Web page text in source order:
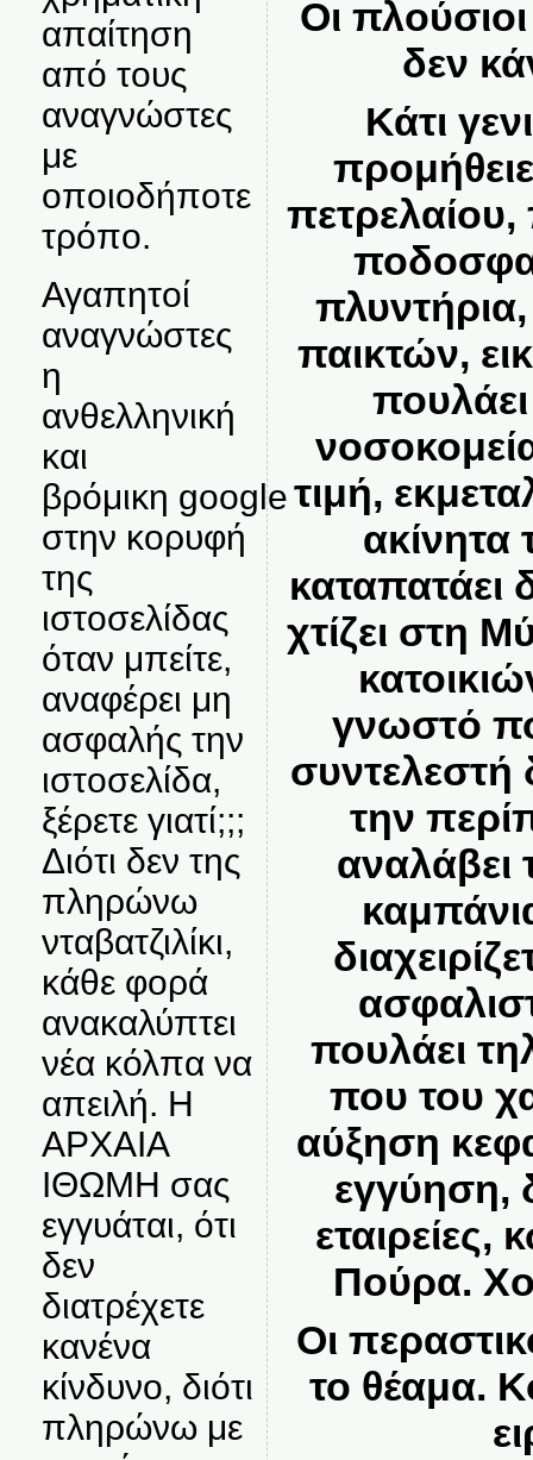
απαίτηση
από τους
αναγνώστες
με
οποιοδήποτε
τρόπο.
Αγαπητοί
αναγνώστες
η
ανθελληνική
και
βρόμικη google
στην κορυφή
της
ιστοσελίδας
όταν μπείτε,
αναφέρει μη
ασφαλής την
ιστοσελίδα,
ξέρετε γιατί;;;
Διότι δεν της
πληρώνω
νταβατζιλίκι,
κάθε φορά
ανακαλύπτει
νέα κόλπα να
απειλή. Η
ΑΡΧΑΙΑ
ΙΘΩΜΗ σας
εγγυάται, ότι
δεν
διατρέχετε
κανένα
κίνδυνο, διότι
πληρώνω με
Οι
δεν
Κάτι
πετρελαίου,
παικτών,
τιμή,
ακίνητα
καταπατάει
χτίζει στη
γνωστό
την
αναλάβει
πουλάει
που του
αύξηση
εγγύηση,
εταιρείες,
Πούρα.
Οι
το θέαμα.